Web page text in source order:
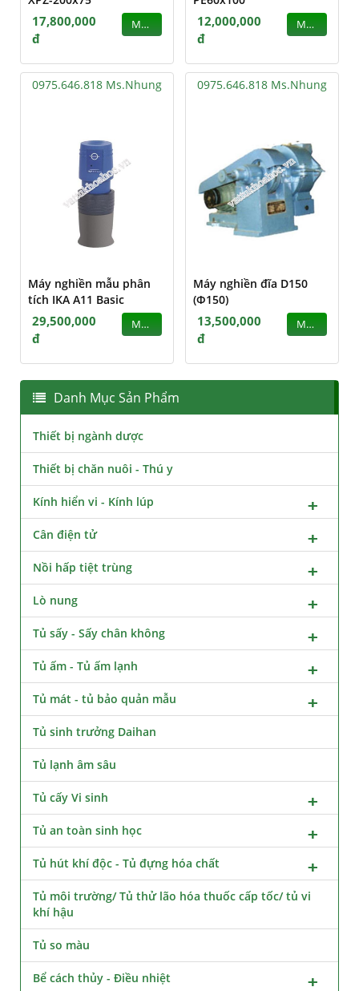
17,800,000
đ
MUA
12,000,000
đ
MUA
0975.646.818 Ms.Nhung
Máy nghiền mẫu phân
tích IKA A11 Basic
29,500,000
đ
MUA
0975.646.818 Ms.Nhung
Máy nghiền đĩa D150
(Φ150)
13,500,000
đ
MUA
Danh Mục Sản Phẩm
Thiết bị ngành dược
Thiết bị chăn nuôi - Thú y
Kính hiển vi - Kính lúp
Cân điện tử
Nồi hấp tiệt trùng
Lò nung
Tủ sấy - Sấy chân không
Tủ ấm - Tủ ấm lạnh
Tủ mát - tủ bảo quản mẫu
Tủ sinh trưởng Daihan
Tủ lạnh âm sâu
Tủ cấy Vi sinh
Tủ an toàn sinh học
Tủ hút khí độc - Tủ đựng hóa chất
Tủ môi trường/ Tủ thử lão hóa thuốc cấp tốc/ tủ vi
khí hậu
Tủ so màu
Bể cách thủy - Điều nhiệt